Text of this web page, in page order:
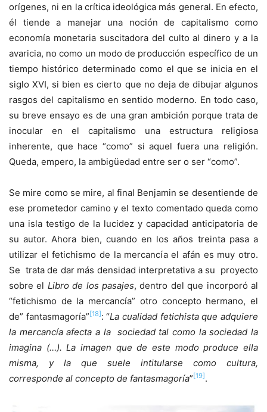
orígenes, ni en la crítica ideológica más general. En efecto,
él tiende a manejar una noción de capitalismo como
economía monetaria suscitadora del culto al dinero y a la
avaricia, no como un modo de producción específico de un
tiempo histórico determinado como el que se inicia en el
siglo XVI, si bien es cierto que no deja de dibujar algunos
rasgos del capitalismo en sentido moderno. En todo caso,
su breve ensayo es de una gran ambición porque trata de
inocular en el capitalismo una estructura religiosa
inherente, que hace “como” si aquel fuera una religión.
Queda, empero, la ambigüedad entre ser o ser “como”.
Se mire como se mire, al final Benjamin se desentiende de
ese prometedor camino y el texto comentado queda como
una isla testigo de la lucidez y capacidad anticipatoria de
su autor. Ahora bien, cuando en los años treinta pasa a
utilizar el fetichismo de la mercancía el afán es muy otro.
Se trata de dar más densidad interpretativa a su proyecto
sobre el Libro de los pasajes, dentro del que incorporó al
“fetichismo de la mercancía” otro concepto hermano, el
de” fantasmagoría” [18] : “La cualidad fetichista que adquiere
la mercancía afecta a la sociedad tal como la sociedad la
imagina (…). La imagen que de este modo produce ella
misma, y la que suele intitularse como cultura,
corresponde al concepto de fantasmagoría” [19] .